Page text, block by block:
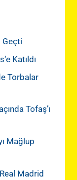
Geçti
Katıldı
Torbalar
Tofaş’ı
Mağlup
Madrid